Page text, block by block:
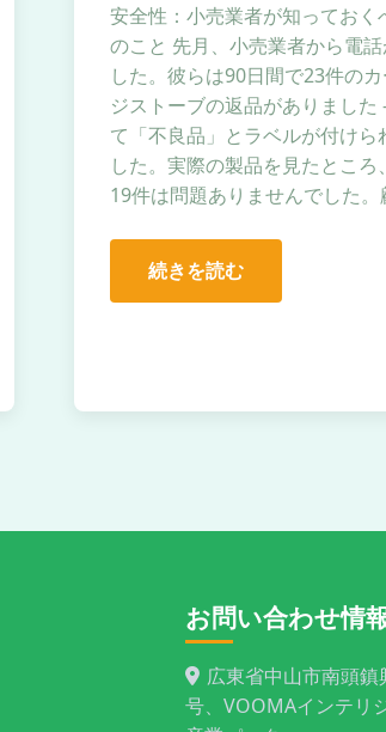
安全性：小売業者が知っておく
のこと 先月、小売業者から電話
した。彼らは90日間で23件の
ジストーブの返品がありまし
て「不良品」とラベルが付けら
した。実際の製品を見たところ
19件は問題ありませんでした
続きを読む
お問い合わせ情
広東省中山市南頭鎮
号、VOOMAインテリ